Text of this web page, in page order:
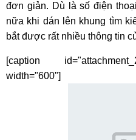
đơn giản. Dù là số điện
nữa khi dán lên khung tìm
bắt được rất nhiều thông tin
[caption
width="600"]